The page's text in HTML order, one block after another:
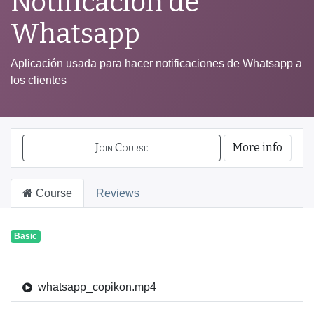
Whatsapp
Aplicación usada para hacer notificaciones de Whatsapp a
los clientes
Join Course More info
Course Reviews
Basic
whatsapp_copikon.mp4